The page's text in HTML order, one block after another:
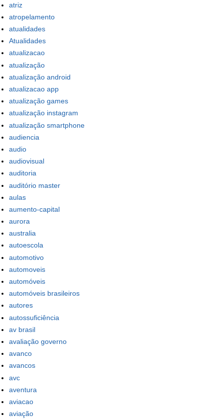
atriz
atropelamento
atualidades
Atualidades
atualizacao
atualização
atualização android
atualizacao app
atualização games
atualização instagram
atualização smartphone
audiencia
audio
audiovisual
auditoria
auditório master
aulas
aumento-capital
aurora
australia
autoescola
automotivo
automoveis
automóveis
automóveis brasileiros
autores
autossuficiência
av brasil
avaliação governo
avanco
avancos
avc
aventura
aviacao
aviação